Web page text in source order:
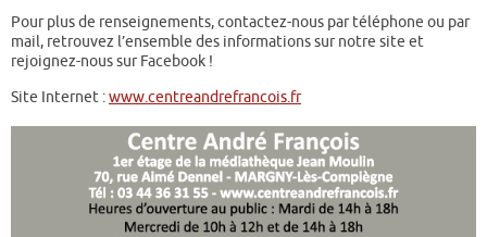
Pour plus de renseignements, contactez-nous par téléphone ou par
mail, retrouvez l’ensemble des informations sur notre site et
rejoignez-nous sur Facebook !
Site Internet :www.centreandrefrancois.fr